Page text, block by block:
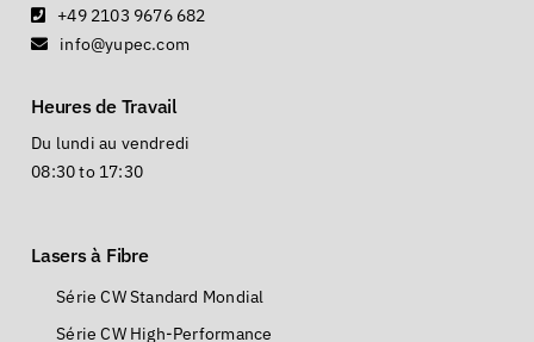
+49 2103 9676 682
info@yupec.com
Heures de Travail
Du lundi au vendredi
08:30 to 17:30
Lasers à Fibre
Série CW Standard Mondial
Série CW High-Performance